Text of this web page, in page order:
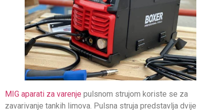
MIG aparati za varenje pulsnom strujom koriste se za
zavarivanje tankih limova. Pulsna struja predstavlja dvije